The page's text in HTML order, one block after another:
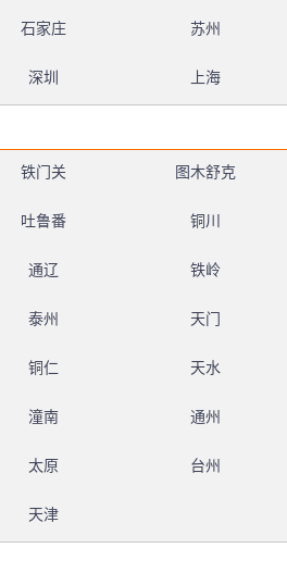
石家庄 苏州
深圳 上海
铁门关 图木舒克
吐鲁番 铜川
通辽 铁岭
泰州 天门
铜仁 天水
潼南 通州
太原 台州
天津